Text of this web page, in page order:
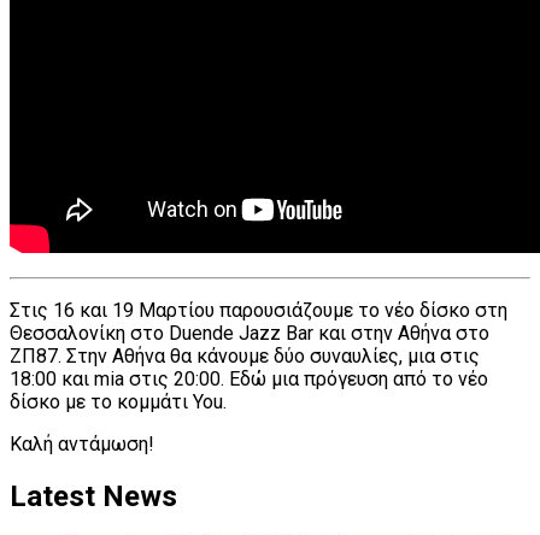
Στις 16 και 19 Μαρτίου παρουσιάζουμε το νέο δίσκο στη
Θεσσαλονίκη στο Duende Jazz Bar και στην Aθήνα στο
ΖΠ87. Στην Αθήνα θα κάνουμε δύο συναυλίες, μια στις
18:00 και mia στις 20:00. Εδώ μια πρόγευση από το νέο
δίσκο με το κομμάτι You.
Καλή αντάμωση!
Post
Previous:
NO
Next:
Photos
Latest News